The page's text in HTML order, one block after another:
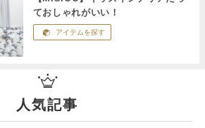
ておしゃれがいい！
アイテムを探す
人気記事